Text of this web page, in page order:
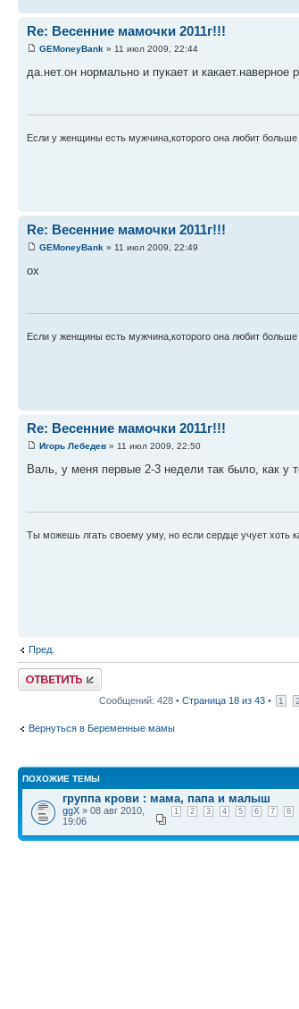
Re: Весенние мамочки 2011г!!!
GEMoneyBank » 11 июл 2009, 22:44
да.нет.он нормально и пукает и какает.наверное
Если у женщины есть мужчина,которого она любит
Re: Весенние мамочки 2011г!!!
GEMoneyBank » 11 июл 2009, 22:49
ох
Если у женщины есть мужчина,которого она любит
Re: Весенние мамочки 2011г!!!
Игорь Лебедев » 11 июл 2009, 22:50
Валь, у меня первые 2-3 недели так было, как у
Ты можешь лгать своему уму, но если сердце учует хоть
Пред.
Ответить
Сообщений: 428 • Страница 18 из 43 • 1 2
Вернуться в Беременные мамы
ПОХОЖИЕ ТЕМЫ
группа крови : мама, папа и малыш
1 2 3 4 5 6 7 8
ggX » 08 авг 2010,
19:06